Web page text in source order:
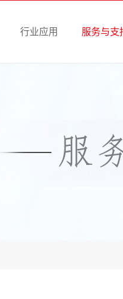
行业应用 服务与支